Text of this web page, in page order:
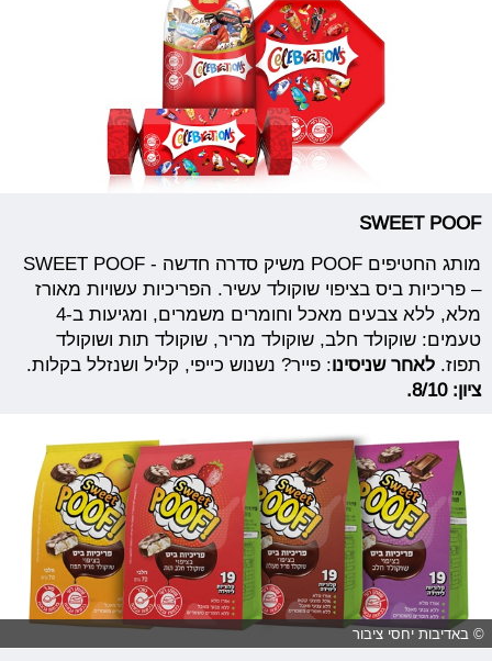
SWEET POOF
מותג החטיפים POOF משיק סדרה חדשה - SWEET POOF
– פריכיות ביס בציפוי שוקולד עשיר. הפריכיות עשויות מאורז
מלא, ללא צבעים מאכל וחומרים משמרים, ומגיעות ב-4
טעמים: שוקולד חלב, שוקולד מריר, שוקולד תות ושוקולד
תפוז.לאחר שניסינו: פייר? נשנוש כייפי, קליל ושנזלל בקלות.
ציון: 8/10.
© באדיבות יחסי ציבור